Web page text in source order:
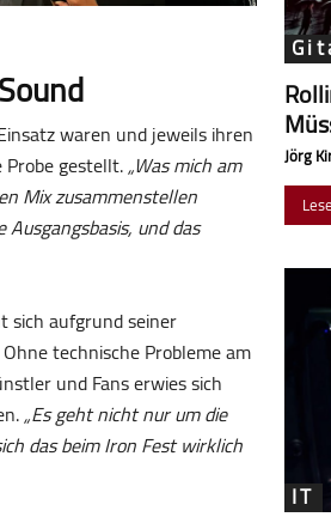
waren und jeweils ihren
gestellt.„Was mich am
Mix zusammenstellen
und das
sich aufgrund seiner
technische Probleme am
und Fans erwies sich
„Es geht nicht nur um die
das beim Iron Fest wirklich
Jörg
IT